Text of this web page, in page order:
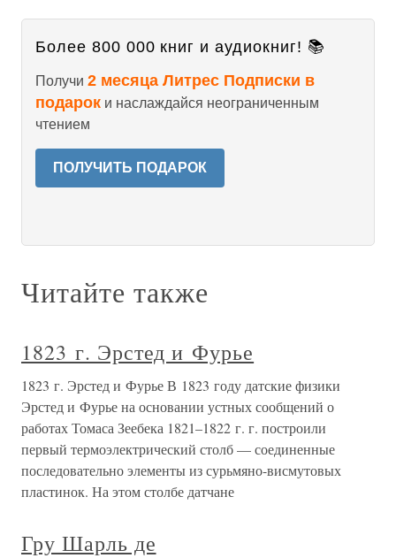
Более 800 000 книг и аудиокниг! 📚
Получи 2 месяца Литрес Подписки в
подарок и наслаждайся неограниченным
чтением
ПОЛУЧИТЬ ПОДАРОК
Читайте также
1823 г. Эрстед и Фурье
1823 г. Эрстед и Фурье В 1823 году датские физики
Эрстед и Фурье на основании устных сообщений о
работах Томаса Зеебека 1821–1822 г. г. построили
первый термоэлектрический столб — соединенные
последовательно элементы из сурьмяно-висмутовых
пластинок. На этом столбе датчане
Гру Шарль де